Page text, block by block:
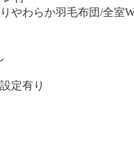
やわらか羽毛布団/全室
定有り